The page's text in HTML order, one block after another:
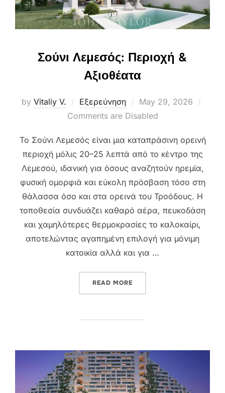
Σούνι Λεμεσός: Περιοχή &
Αξιοθέατα
by Vitaliy V. Εξερεύνηση
Posted
on
May 29, 2026
Comments are Disabled
Το Σούνι Λεμεσός είναι μια καταπράσινη ορεινή
περιοχή μόλις 20–25 λεπτά από το κέντρο της
Λεμεσού, ιδανική για όσους αναζητούν ηρεμία,
φυσική ομορφιά και εύκολη πρόσβαση τόσο στη
θάλασσα όσο και στα ορεινά του Τροόδους. Η
τοποθεσία συνδυάζει καθαρό αέρα, πευκοδάση
και χαμηλότερες θερμοκρασίες το καλοκαίρι,
αποτελώντας αγαπημένη επιλογή για μόνιμη
κατοικία αλλά και για …
READ MORE